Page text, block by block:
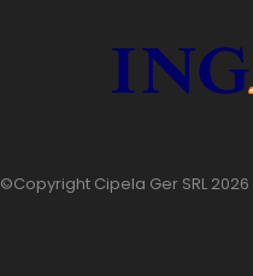
©Copyright Cipela Ger SRL 2026